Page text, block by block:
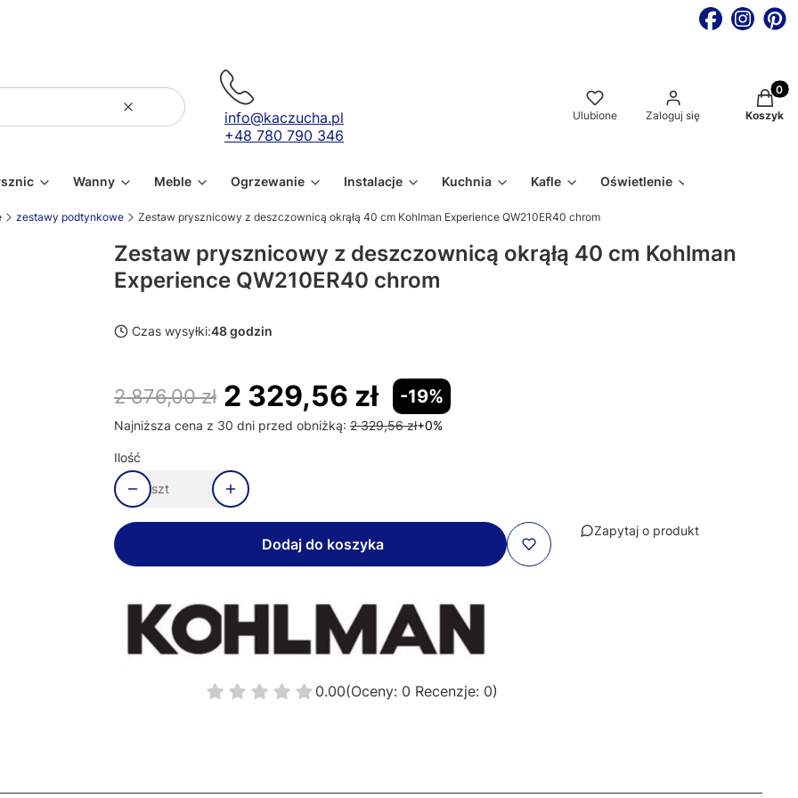
WyczyśćSzukaj
info@kaczucha.pl
+48 780 790 346
Ulubione Zaloguj się Koszyk
Wanny Meble Ogrzewanie Instalacje Kuchnia Kafle Oświetlenie
zestawy podtynkowe Zestaw prysznicowy z deszczownicą okrąłą 40 cm Kohlman Experience QW210ER40 chrom
Zestaw prysznicowy z deszczownicą okrąłą 40 cm Kohlman
Experience QW210ER40 chrom
Czas wysyłki:48 godzin
2 876,00 zł 2 329,56 zł -19%
Najniższa cena z 30 dni przed obniżką: 2 329,56 zł+0%
Ilość
szt
Dodaj do koszyka
Zapytaj o produkt
0.00(Oceny: 0 Recenzje: 0)